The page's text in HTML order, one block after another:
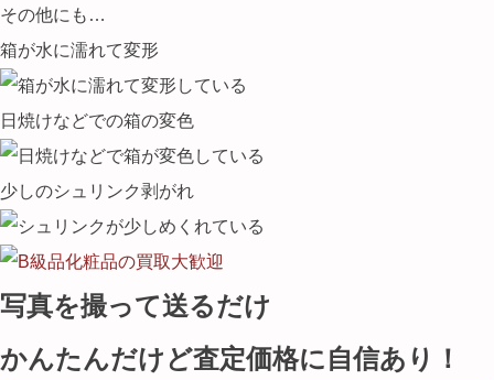
その他にも…
箱が水に濡れて変形
日焼けなどでの箱の変色
少しのシュリンク剥がれ
写真を撮って送るだけ
かんたんだけど査定価格に自信あり！